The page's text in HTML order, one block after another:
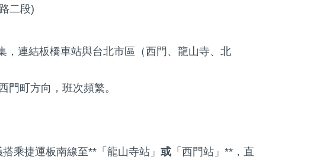
二段)
，連結板橋車站與台北市區（西門、龍山寺、北
門町方向，班次頻繁。
搭乘捷運板南線至**「龍山寺站」 或 「西門站」**，直